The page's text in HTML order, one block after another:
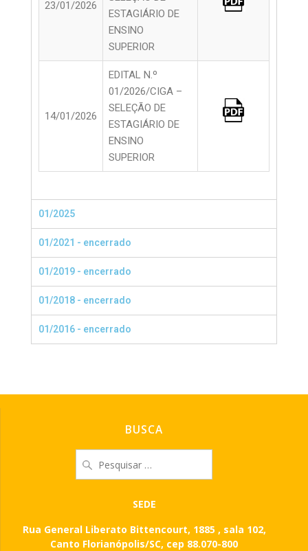
23/01/2026
ESTAGIÁRIO DE
ENSINO
SUPERIOR
14/01/2026
EDITAL N.º
01/2026/CIGA –
SELEÇÃO DE
ESTAGIÁRIO DE
ENSINO
SUPERIOR
01/2025
01/2021 - encerrado
01/2019 - encerrado
01/2018 - encerrado
01/2016 - encerrado
BUSCA
SEDE
Rua General Liberato Bittencourt, 1885 , sala 102,
Canto Florianópolis/SC, cep 88.070-800